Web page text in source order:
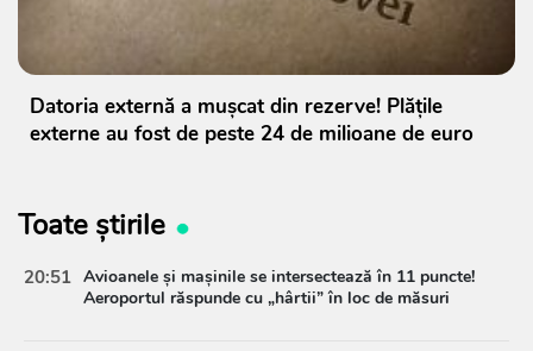
Datoria externă a mușcat din rezerve! Plățile
externe au fost de peste 24 de milioane de euro
Toate știrile
20:51 Avioanele și mașinile se intersectează în 11 puncte!
Aeroportul răspunde cu „hârtii” în loc de măsuri